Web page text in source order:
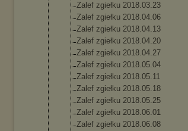
Zalef zgiełku 2018.03.23
Zalef zgiełku 2018.04.06
Zalef zgiełku 2018.04.13
Zalef zgiełku 2018.04.20
Zalef zgiełku 2018.04.27
Zalef zgiełku 2018.05.04
Zalef zgiełku 2018.05.11
Zalef zgiełku 2018.05.18
Zalef zgiełku 2018.05.25
Zalef zgiełku 2018.06.01
Zalef zgiełku 2018.06.08